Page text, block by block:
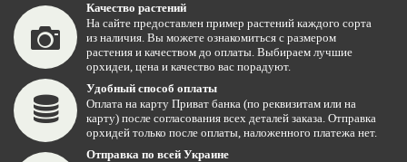
Качество растений
На сайте предоставлен пример растений каждого сорта
из наличия. Вы можете ознакомиться с размером
растения и качеством до оплаты. Выбираем лучшие
орхидеи, цена и качество вас порадуют.
Удобный способ оплаты
Оплата на карту Приват банка (по реквизитам или на
карту) после согласования всех деталей заказа. Отправка
орхидей только после оплаты, наложенного платежа нет.
Отправка по всей Украине